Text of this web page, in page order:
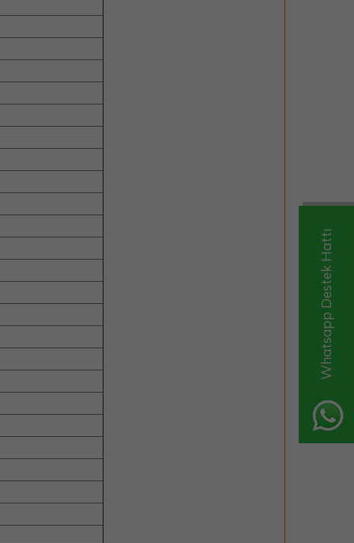
Whatsapp Destek Hattı